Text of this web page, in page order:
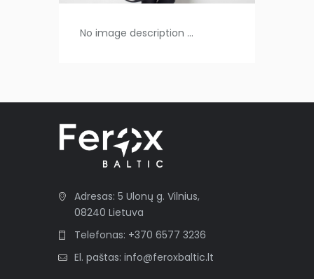
No image description ...
Adresas: 5 Ulonų g. Vilnius,
08240 Lietuva
Telefonas: +370 6577 3236
El. paštas: info@feroxbaltic.lt